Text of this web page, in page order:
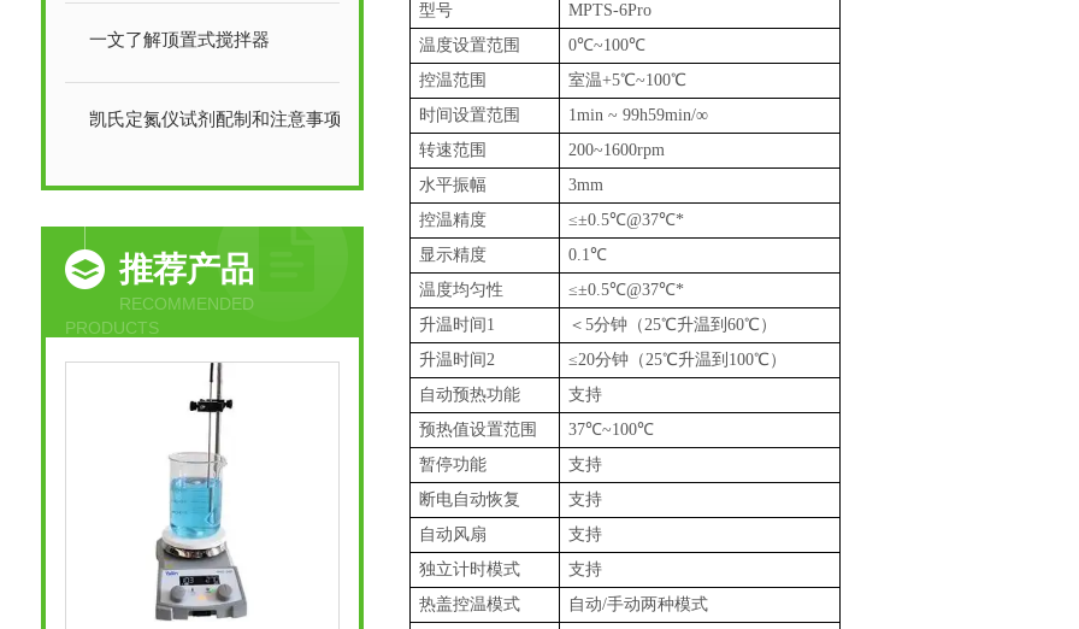
一文了解顶置式搅拌器
凯氏定氮仪试剂配制和注意事项
推荐产品
RECOMMENDED
PRODUCTS
型号
MPTS-6Pro
温度设置范围
0℃~100℃
控温范围
室温+5℃~100℃
时间设置范围
1min ~ 99h59min/∞
转速范围
200~1600rpm
水平振幅
3mm
控温精度
≤±0.5℃@37℃*
显示精度
0.1℃
温度均匀性
≤±0.5℃@37℃*
升温时间1
＜5分钟（25℃升温到60℃）
升温时间2
≤20分钟（25℃升温到100℃）
自动预热功能
支持
预热值设置范围
37℃~100℃
暂停功能
支持
断电自动恢复
支持
自动风扇
支持
独立计时模式
支持
热盖控温模式
自动/手动两种模式